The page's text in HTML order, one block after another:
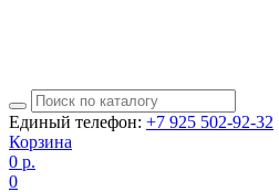
Единый телефон: +7 925 502-92-32
Корзина
0 р.
0